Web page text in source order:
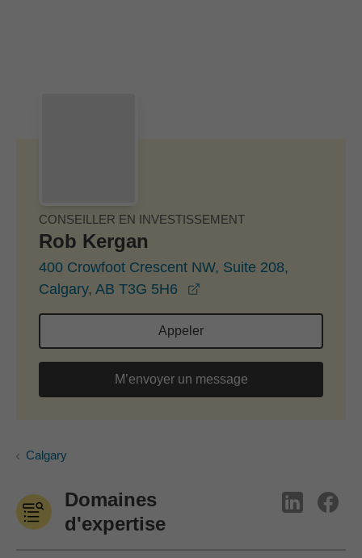
CONSEILLER EN INVESTISSEMENT
Rob Kergan
400 Crowfoot Crescent NW, Suite 208,
Calgary, AB T3G 5H6
Appeler
M’envoyer un message
Calgary
Domaines
d'expertise